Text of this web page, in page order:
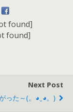
found]
found]
Next Post
った～(。◕‿◕。)